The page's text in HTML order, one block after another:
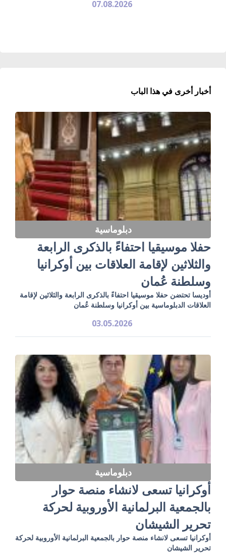
07.08.2026
أخبار أخرى في هذا الباب
دبلوماسية
حفلا موسيقيا احتفاءً بالذكرى الرابعة
والثلاثين لإقامة العلاقات بين أوكرانيا
وسلطنة عُمان
أوديسا تحتضن حفلا موسيقيا احتفاءً بالذكرى الرابعة والثلاثين لإقامة
العلاقات الدبلوماسية بين أوكرانيا وسلطنة عُمان
03.05.2026
دبلوماسية
أوكرانيا تسعى لانشاء منصة حوار
بالجمعية البرلمانية الأوروبية لحركة
تحرير الشيشان
أوكرانيا تسعى لانشاء منصة حوار بالجمعية البرلمانية الأوروبية لحركة
تحرير الشيشان